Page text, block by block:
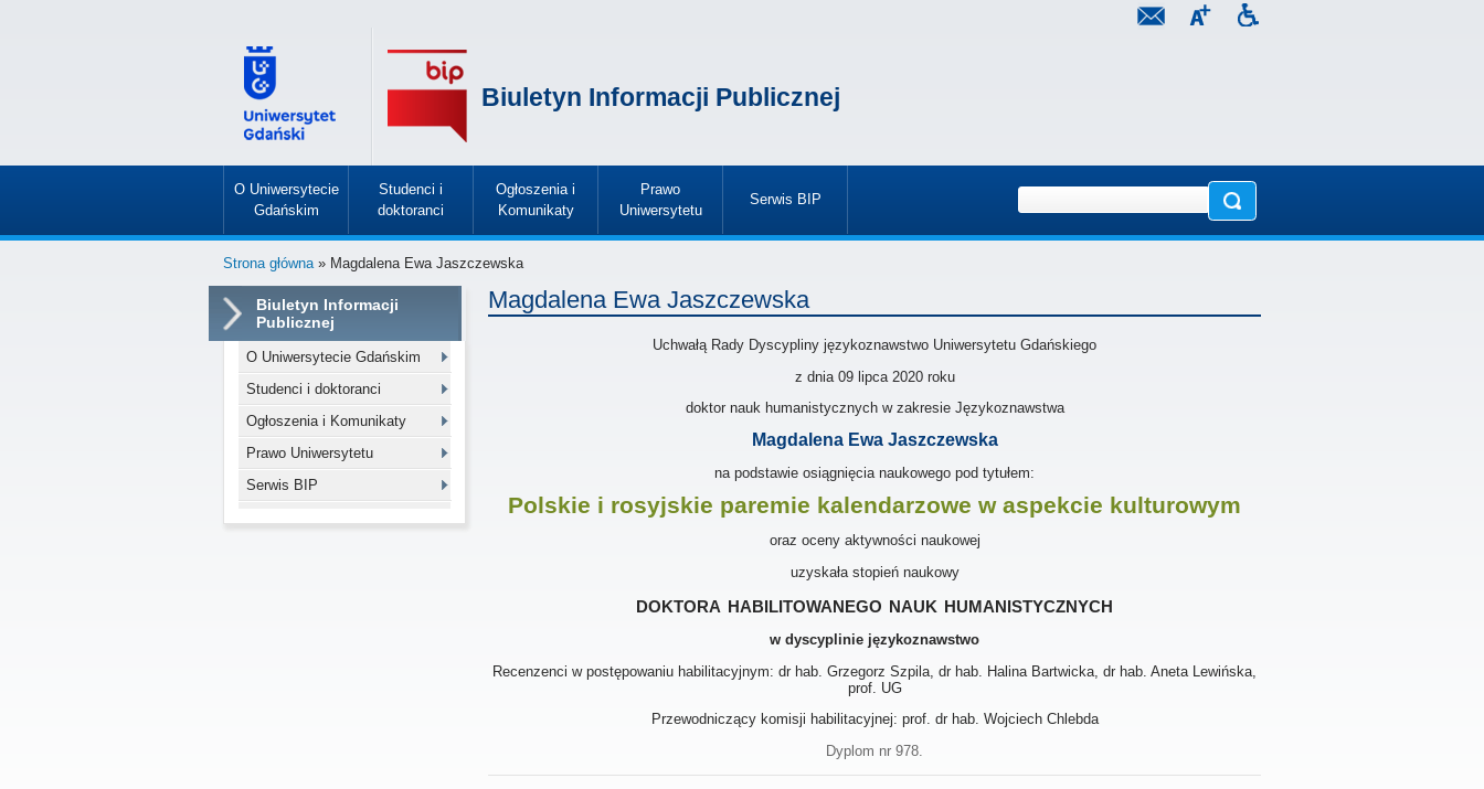
Biuletyn Informacji Publicznej
O Uniwersytecie
Gdańskim
»
Studenci i
doktoranci
»
Ogłoszenia i
Komunikaty
»
Prawo
Uniwersytetu
»
Serwis BIP
»
Strona główna» Magdalena Ewa Jaszczewska
Biuletyn Informacji
Publicznej
O Uniwersytecie Gdańskim
Studenci i doktoranci
Ogłoszenia i Komunikaty
Prawo Uniwersytetu
Serwis BIP
Magdalena Ewa Jaszczewska
Uchwałą Rady Dyscypliny językoznawstwo Uniwersytetu Gdańskiego
z dnia 09 lipca 2020roku
doktor nauk humanistycznych w zakresie Językoznawstwa
Magdalena Ewa Jaszczewska
na podstawie osiągnięcia naukowego pod tytułem:
Polskie i rosyjskie paremie kalendarzowe w aspekcie kulturowym
oraz oceny aktywności naukowej
uzyskała stopień naukowy
doktora habilitowanego nauk humanistycznych
w dyscyplinie językoznawstwo
Recenzenci w postępowaniu habilitacyjnym: dr hab. Grzegorz Szpila, dr hab. Halina Bartwicka, dr hab. Aneta Lewińska,
prof. UG
Przewodniczący komisji habilitacyjnej: prof. dr hab. Wojciech Chlebda
Dyplom nr 978.